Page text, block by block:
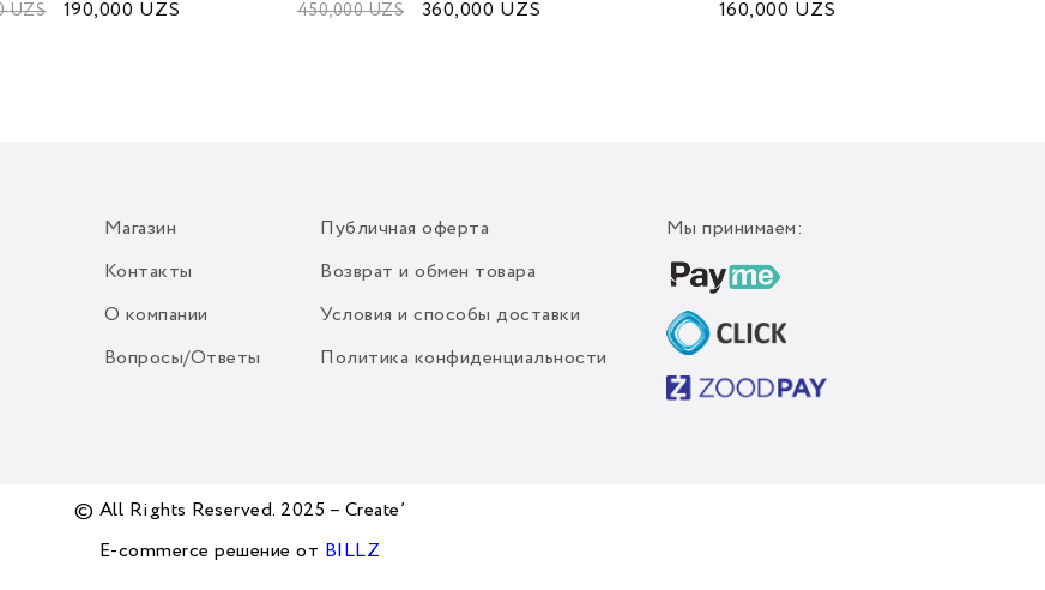
UZS 190,000 UZS 450,000UZS 360,000 UZS 160,000 UZS
Магазин
Контакты
О компании
Вопросы/Ответы
Публичная оферта
Возврат и обмен товара
Условия и способы доставки
Политика конфиденциальности
Мы принимаем:
© All Rights Reserved. 2025 – Create’
E-commerce решение от BILLZ